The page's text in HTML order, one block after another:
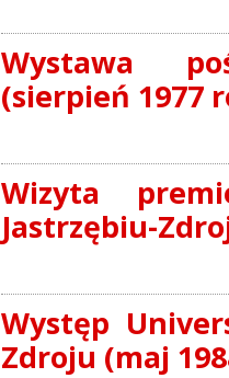
Wystawa
(sierpień 1977
Wizyta
Jastrzębiu-
Występ
Zdroju (maj